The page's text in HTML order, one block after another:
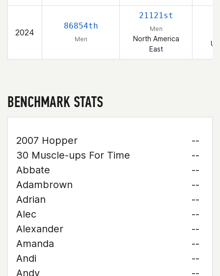
2024
86854th
Men
21121st
Men
North America
East
BENCHMARK STATS
2007 Hopper
--
30 Muscle-ups For Time
--
Abbate
--
Adambrown
--
Adrian
--
Alec
--
Alexander
--
Amanda
--
Andi
--
Andy
--